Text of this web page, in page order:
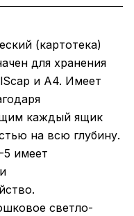
(картотека)
для хранения
и А4. Имеет
каждый ящик
на всю глубину.
5 имеет
светло-